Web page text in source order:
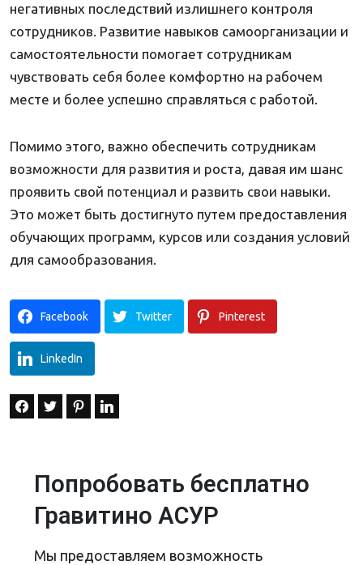
негативных последствий излишнего контроля
сотрудников. Развитие навыков самоорганизации и
самостоятельности помогает сотрудникам
чувствовать себя более комфортно на рабочем
месте и более успешно справляться с работой.
Помимо этого, важно обеспечить сотрудникам
возможности для развития и роста, давая им шанс
проявить свой потенциал и развить свои навыки.
Это может быть достигнуто путем предоставления
обучающих программ, курсов или создания условий
для самообразования.
Facebook Twitter Pinterest
LinkedIn
Попробовать бесплатно
Гравитино АСУР
Мы предоставляем возможность